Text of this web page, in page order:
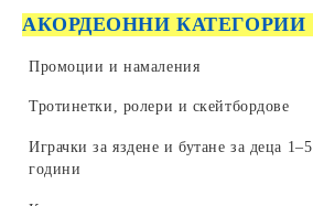
АКОРДЕОННИ КАТЕГОРИИ
Промоции и намаления
Тротинетки, ролери и скейтбордове
Тротинетки за трикове и скачане
Играчки за яздене и бутане за деца 1–5
години